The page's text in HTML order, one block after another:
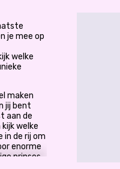
je mee op
welke
maken
jij bent
aan de
kijk welke
in de rij om
enorme
prinses